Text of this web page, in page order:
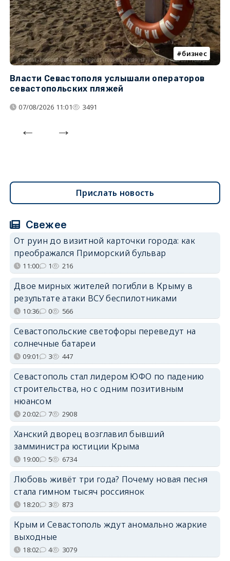
бизнес
Власти Севастополя услышали операторов
севастопольских пляжей
07/08/2026 11:01 3491
Прислать новость
Свежее
От руин до визитной карточки города: как
преображался Приморский бульвар
11:00 1 216
Двое мирных жителей погибли в Крыму в
результате атаки ВСУ беспилотниками
10:36 0 566
Севастопольские светофоры переведут на
солнечные батареи
09:01 3 447
Севастополь стал лидером ЮФО по падению
строительства, но с одним позитивным
нюансом
20:02 7 2908
Ханский дворец возглавил бывший
замминистра юстиции Крыма
19:00 5 6734
Любовь живёт три года? Почему новая песня
стала гимном тысяч россиянок
18:20 3 873
Крым и Севастополь ждут аномально жаркие
выходные
18:02 4 3079